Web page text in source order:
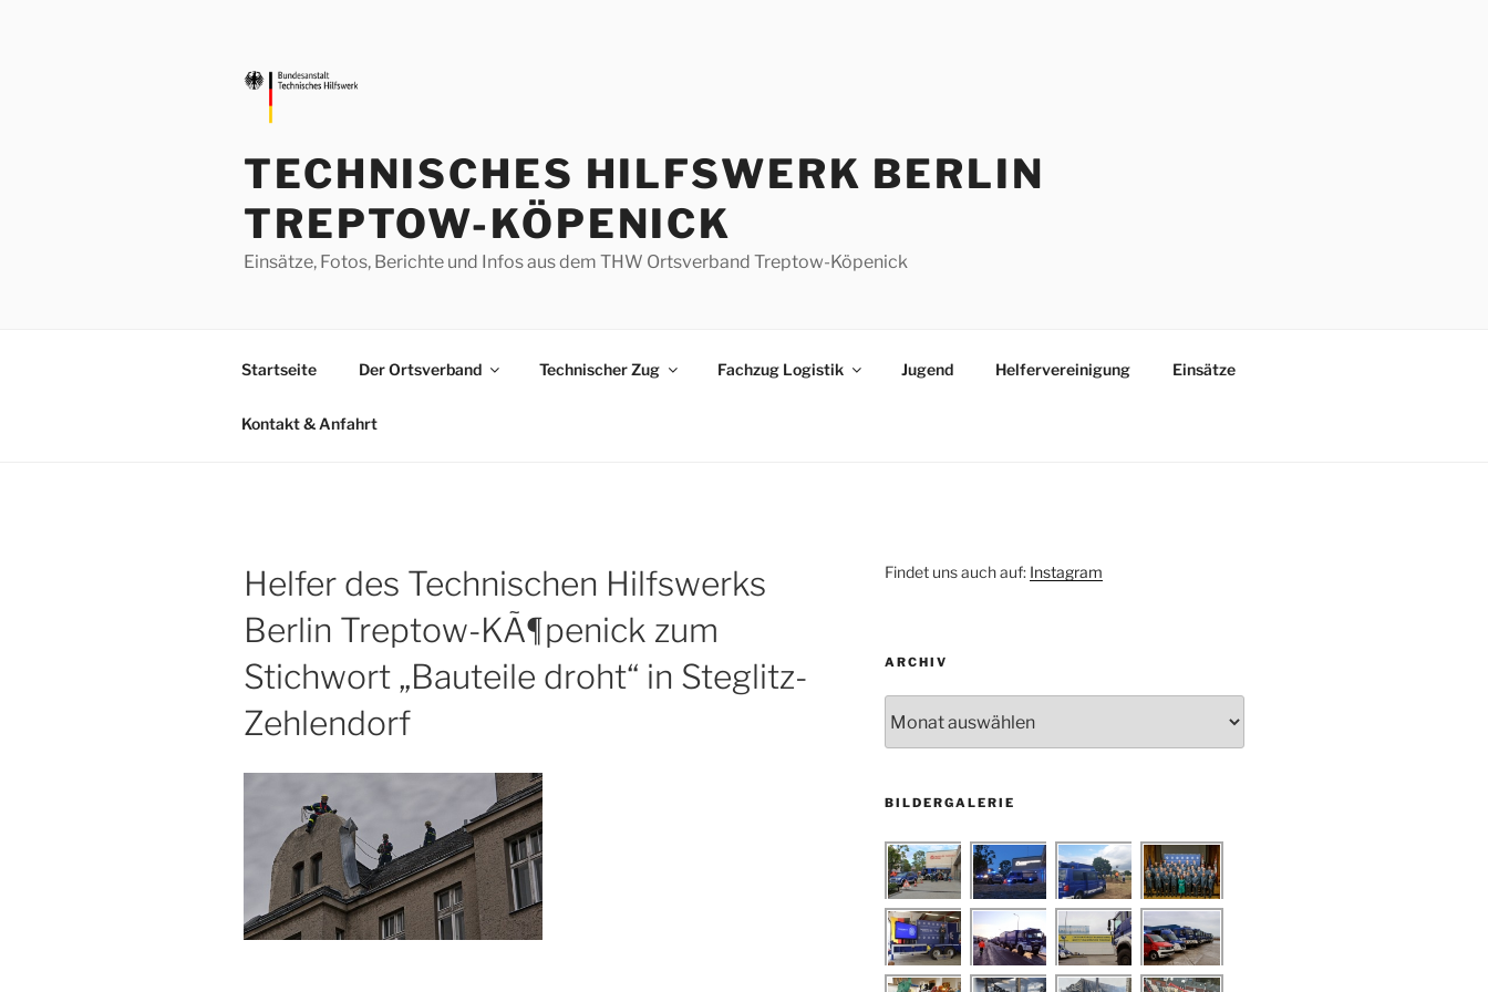
TECHNISCHES HILFSWERK BERLIN
TREPTOW-KÖPENICK
Einsätze, Fotos, Berichte und Infos aus dem THW Ortsverband Treptow-Köpenick
Startseite Der Ortsverband Technischer Zug Fachzug Logistik Jugend Helfervereinigung Einsätze
Kontakt & Anfahrt
Helfer des Technischen Hilfswerks
Berlin Treptow-KÃ¶penick zum
Stichwort „Bauteile droht“ in Steglitz-
Zehlendorf
Findet uns auch auf: Instagram
ARCHIV
BILDERGALERIE